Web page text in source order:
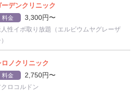
ーデンクリニック
料金 3,300円〜
性イボ取り放題（エルビウムヤグレーザ
ロノクリニック
料金 2,750円〜
クロコルドン